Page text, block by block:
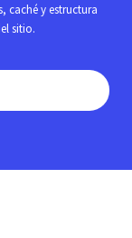
caché y estructura
sitio.